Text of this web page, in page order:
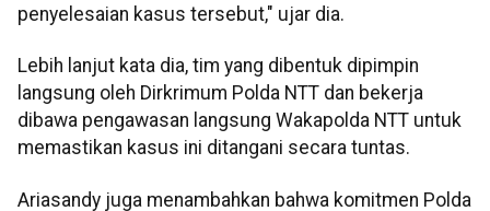
penyelesaian kasus tersebut," ujar dia.
Lebih lanjut kata dia, tim yang dibentuk dipimpin
langsung oleh Dirkrimum Polda NTT dan bekerja
dibawa pengawasan langsung Wakapolda NTT untuk
memastikan kasus ini ditangani secara tuntas.
Ariasandy juga menambahkan bahwa komitmen Polda